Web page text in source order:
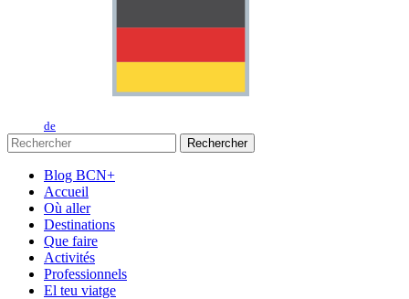
de
Rechercher
Blog BCN+
Accueil
Où aller
Destinations
Que faire
Activités
Professionnels
El teu viatge